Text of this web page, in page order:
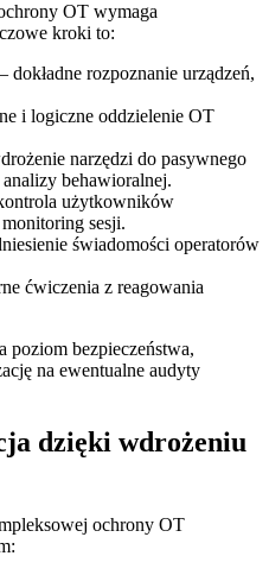
OT wymaga
kroki to:
– dokładne rozpoznanie urządzeń,
i logiczne oddzielenie OT
narzędzi do pasywnego
behawioralnej.
użytkowników
sesji.
świadomości operatorów
ćwiczenia z reagowania
poziom bezpieczeństwa,
na ewentualne audyty
dzięki wdrożeniu
ochrony OT